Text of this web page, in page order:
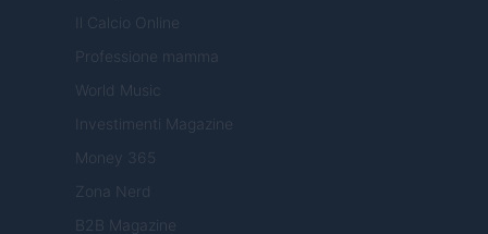
Il Calcio Online
Professione mamma
World Music
Investimenti Magazine
Money 365
Zona Nerd
B2B Magazine